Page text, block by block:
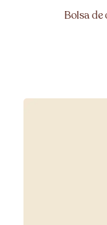
Bolsa de